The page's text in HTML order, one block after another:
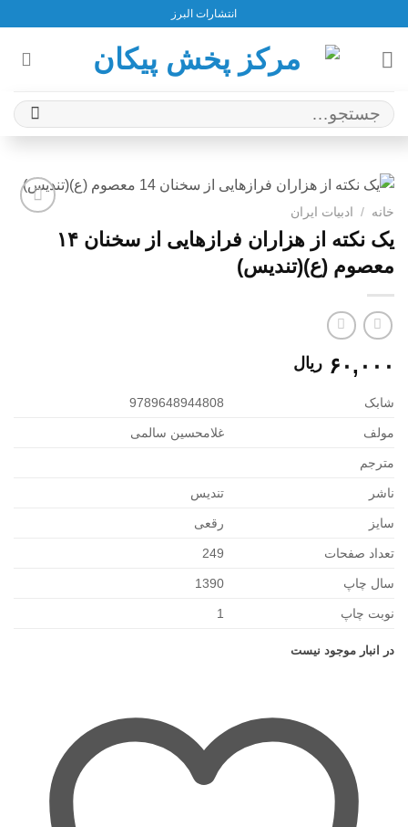
content
انتشارات البرز
جستجو
برای:
خانه / ادبیات ایران
یک نکته از هزاران فرازهایی از سخنان ۱۴
معصوم (ع)(تندیس)
۶۰,۰۰۰ ریال
شابک 9789648944808
مولف غلامحسین سالمی
مترجم
ناشر تندیس
سایز رقعی
تعداد صفحات 249
سال چاپ 1390
نوبت چاپ 1
در انبار موجود نیست